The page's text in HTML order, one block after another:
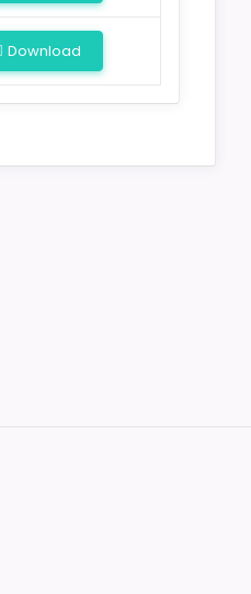
Download